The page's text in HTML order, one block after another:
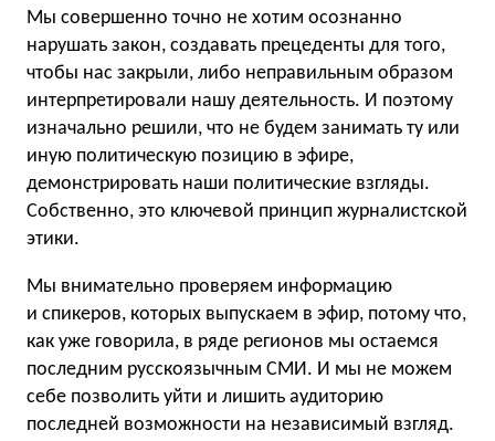
Мы совершенно точно не хотим осознанно
нарушать закон, создавать прецеденты для того,
чтобы нас закрыли, либо неправильным образом
интерпретировали нашу деятельность. И поэтому
изначально решили, что не будем занимать ту или
иную политическую позицию в эфире,
демонстрировать наши политические взгляды.
Собственно, это ключевой принцип журналистской
этики.
Мы внимательно проверяем информацию
и спикеров, которых выпускаем в эфир, потому что,
как уже говорила, в ряде регионов мы остаемся
последним русскоязычным СМИ. И мы не можем
себе позволить уйти и лишить аудиторию
последней возможности на независимый взгляд.